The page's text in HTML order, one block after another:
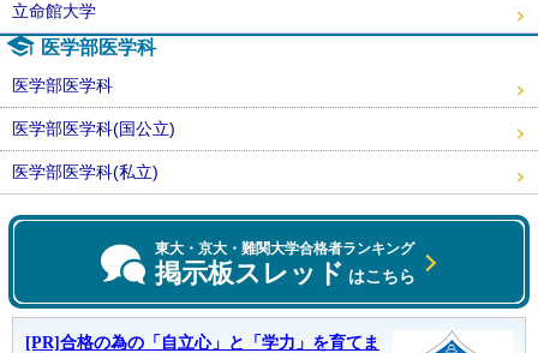
立命館大学
医学部医学科
医学部医学科
医学部医学科(国公立)
医学部医学科(私立)
東大・京大・難関大学合格者ランキング
掲示板スレッド はこちら